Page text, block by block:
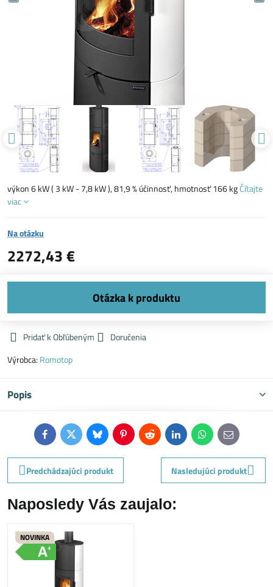
výkon 6 kW ( 3 kW - 7,8 kW ), 81,9 % účinnosť, hmotnosť 166 kgČítajte
viac
Na otázku
2272,43 €
Pridať k Obľúbeným
Doručenia
Výrobca: Romotop
Popis
FacebookTwitterBlueskyPinterestReddit LinkedInWhatsApp
E-
mail
Predchádzajúci produkt
Nasledujúci produkt
Naposledy Vás zaujalo:
NOVINKA